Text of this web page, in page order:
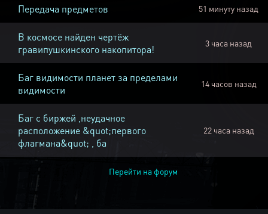
Передача предметов 51 минуту назад
В космосе найден чертёж
гравипушкинского накопитора!
3 часа назад
Баг видимости планет за пределами
видимости
14 часов назад
Баг с биржей ,неудачное
расположение &quot;первого
флагмана&quot; , ба
22 часа назад
Перейти на форум